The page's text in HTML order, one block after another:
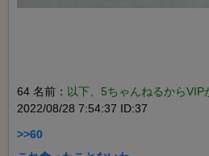
64 名前： 以下、5ちゃんねるからVIP
2022/08/28 7:54:37 ID:37
>>60